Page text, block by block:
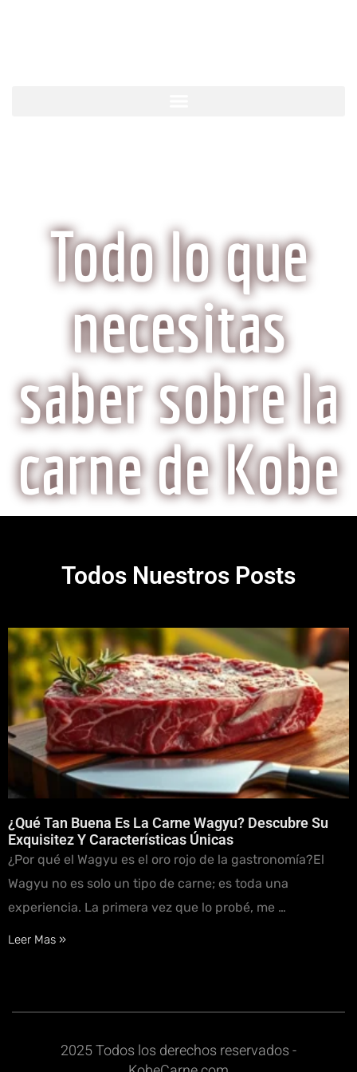
Todo lo que
necesitas
saber sobre la
carne de Kobe
Todos Nuestros Posts
¿Qué Tan Buena Es La Carne Wagyu? Descubre Su
Exquisitez Y Características Únicas
¿Por qué el Wagyu es el oro rojo de la gastronomía?El
Wagyu no es solo un tipo de carne; es toda una
experiencia. La primera vez que lo probé, me …
Leer Mas »
2025 Todos los derechos reservados -